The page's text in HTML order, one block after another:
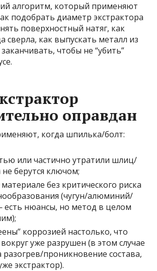
алгоритм, который применяют
подобрать диаметр экстрактора
поверхностный натяг, как
сверла, как выпускать металл из
чтобы не “убить”
оправдан
когда шпилька/болт:
или частично утратили шлиц/
не берутся ключом;
без критического риска
(чугун/алюминий/
есть нюансы, но метод в целом
коррозией настолько, что
уже разрушен (в этом случае
разогрев/проникновение состава,
экстрактор).